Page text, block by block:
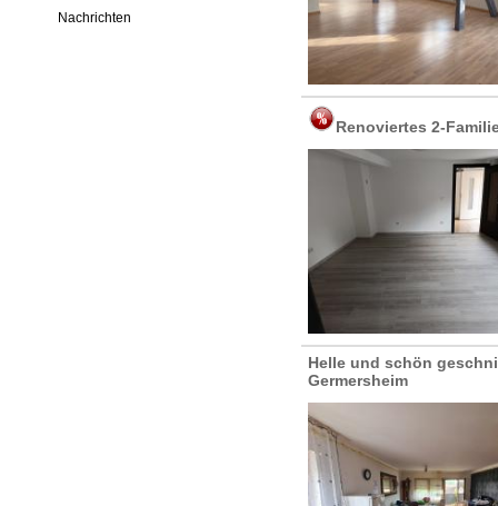
Nachrichten
Renoviertes 2-
Helle und schön
Germersheim